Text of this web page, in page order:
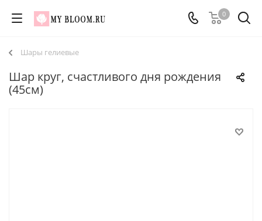
0
Шары гелиевые
Шар круг, счастливого дня рождения
(45см)